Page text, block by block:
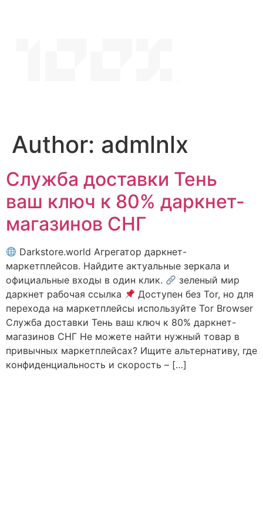
Author: admlnlx
Служба доставки Тень
ваш ключ к 80% даркнет-
магазинов СНГ
Darkstore.world Агрегатор даркнет-
маркетплейсов. Найдите актуальные зеркала и
официальные входы в один клик.
зеленый мир
даркнет рабочая ссылка
Доступен без Tor, но для
перехода на маркетплейсы используйте Tor Browser
Служба доставки Тень ваш ключ к 80% даркнет-
магазинов СНГ Не можете найти нужный товар в
привычных маркетплейсах? Ищите альтернативу, где
конфиденциальность и скорость – […]